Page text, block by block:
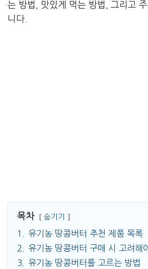
는 방법, 맛있게 먹는 방법, 그리고
니다.
목차 숨기기
1.
유기농 땅콩버터 추천 제품 목록
2.
유기농 땅콩버터 구매 시 고려해
3.
유기농 땅콩버터를 고르는 방법